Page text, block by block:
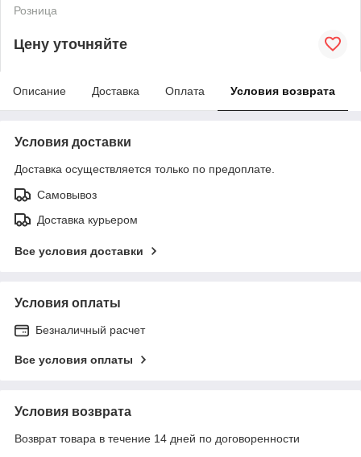
Розница
Цену уточняйте
Описание Доставка Оплата Условия возврата
Условия доставки
Доставка осуществляется только по предоплате.
Самовывоз
Доставка курьером
Все условия доставки
Условия оплаты
Безналичный расчет
Все условия оплаты
Условия возврата
Возврат товара в течение 14 дней по договоренности